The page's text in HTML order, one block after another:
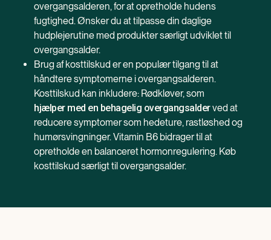
overgangsalderen, for at opretholde hudens
fugtighed. Ønsker du at tilpasse din daglige
hudplejerutine med produkter særligt udviklet til
overgangsalder.
Brug af kosttilskud er en populær tilgang til at
håndtere symptomerne i overgangsalderen.
Kosttilskud kan inkludere: Rødkløver, som
hjælper med en behagelig overgangsalderved at
reducere symptomer som hedeture, rastløshed og
humørsvingninger. Vitamin B6 bidrager til at
opretholde en balanceret hormonregulering. Køb
kosttilskud særligt til overgangsalder.